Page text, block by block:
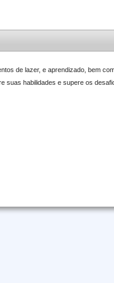
de lazer, e aprendizado, bem
suas habilidades e supere os